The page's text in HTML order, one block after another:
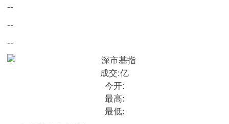
--
--
--
成交:亿
今开:
最高:
最低: